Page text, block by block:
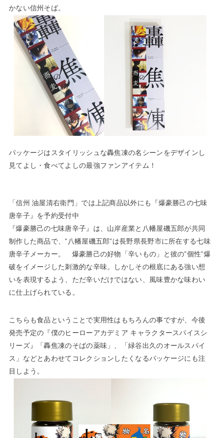
かない信州そば。
パッケージはスタイリッシュな轟焦凍の名シーンをデザインし
見てよし・食べてよしの最強ファンアイテム！
「信州 油屋清右衛門」では上記商品以外にも『爆豪勝己の七味
唐辛子』を予約受付中
『爆豪勝己の七味唐辛子』は、山岸産業と八幡屋磯五郎が共同
制作した商品で、”八幡屋磯五郎”は長野県長野市に所在する七味
唐辛子メーカー。 爆豪勝己の好物「辛いもの」と彼の”個性”爆
破をイメージした刺激的な辛味。しかしその根底にある強い想
いを表現するよう、ただ辛いだけではない、風味豊かな味わい
に仕上げられている。
こちらも食品ということで実用性はもちろんの事ですが、今後
発売予定の『僕のヒーローアカデミア キャラクタースパイスシ
リーズ』「轟焦凍のそばの薬味」、「緑谷出久のオールスパイ
ス」などとあわせてコレクションしたくなるパッケージにも注
目しよう。